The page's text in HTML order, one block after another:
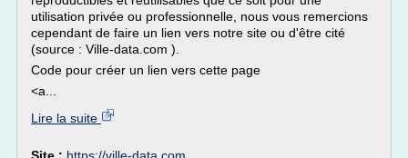
utilisation privée ou professionnelle, nous vous remercions
cependant de faire un lien vers notre site ou d'être cité
(source : Ville-data.com ).
Code pour créer un lien vers cette page
<a...
Lire la suite